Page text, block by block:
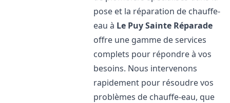
pose et la réparation de chauffe-
eau à Le Puy Sainte Réparade
offre une gamme de services
complets pour répondre à vos
besoins. Nous intervenons
rapidement pour résoudre vos
problèmes de chauffe-eau, que